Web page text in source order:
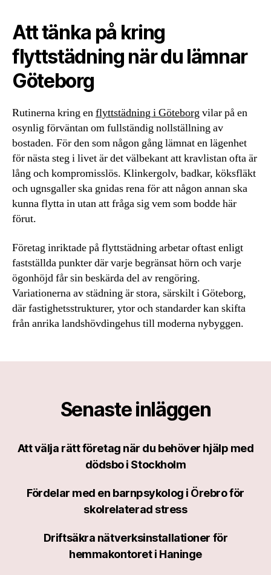
Att tänka på kring
flyttstädning när du lämnar
Göteborg
Rutinerna kring enflyttstädning i Göteborgvilar på en
osynlig förväntan om fullständig nollställning av
bostaden. För den som någon gång lämnat en lägenhet
för nästa steg i livet är det välbekant att kravlistan ofta är
lång och kompromisslös. Klinkergolv, badkar, köksfläkt
och ugnsgaller ska gnidas rena för att någon annan ska
kunna flytta in utan att fråga sig vem som bodde här
förut.
Företag inriktade på flyttstädning arbetar oftast enligt
fastställda punkter där varje begränsat hörn och varje
ögonhöjd får sin beskärda del av rengöring.
Variationerna av städning är stora, särskilt i Göteborg,
där fastighetsstrukturer, ytor och standarder kan skifta
från anrika landshövdingehus till moderna nybyggen.
Senaste inläggen
Att välja rätt företag när du behöver hjälp med
dödsbo i Stockholm
Fördelar med en barnpsykolog i Örebro för
skolrelaterad stress
Driftsäkra nätverksinstallationer för
hemmakontoret i Haninge